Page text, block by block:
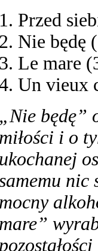
1. Przed
2. Nie będę
3. Le mare
Un vieux
„Nie będę”
miłości i o
ukochanej
nic
mocny
mare”